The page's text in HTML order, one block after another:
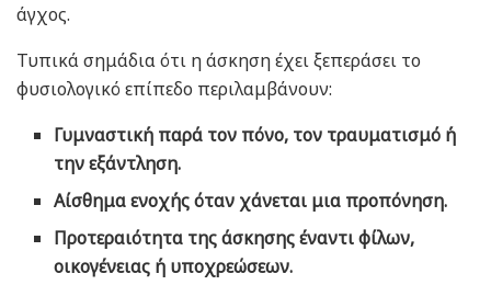
άγχος.
Τυπικά σημάδια ότι η άσκηση έχει ξεπεράσει το
φυσιολογικό επίπεδο περιλαμβάνουν:
Γυμναστική παρά τον πόνο, τον τραυματισμό ή
την εξάντληση.
Αίσθημα ενοχής όταν χάνεται μια προπόνηση.
Προτεραιότητα της άσκησης έναντι φίλων,
οικογένειας ή υποχρεώσεων.